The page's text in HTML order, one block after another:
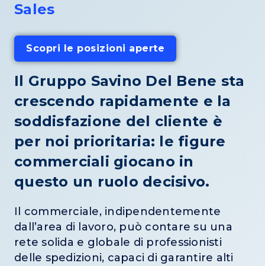
Sales
Scopri le posizioni aperte
Il Gruppo Savino Del Bene sta
crescendo rapidamente e la
soddisfazione del cliente è
per noi prioritaria: le figure
commerciali giocano in
questo un ruolo decisivo.
Il commerciale, indipendentemente
dall’area di lavoro, può contare su una
rete solida e globale di professionisti
delle spedizioni, capaci di garantire alti